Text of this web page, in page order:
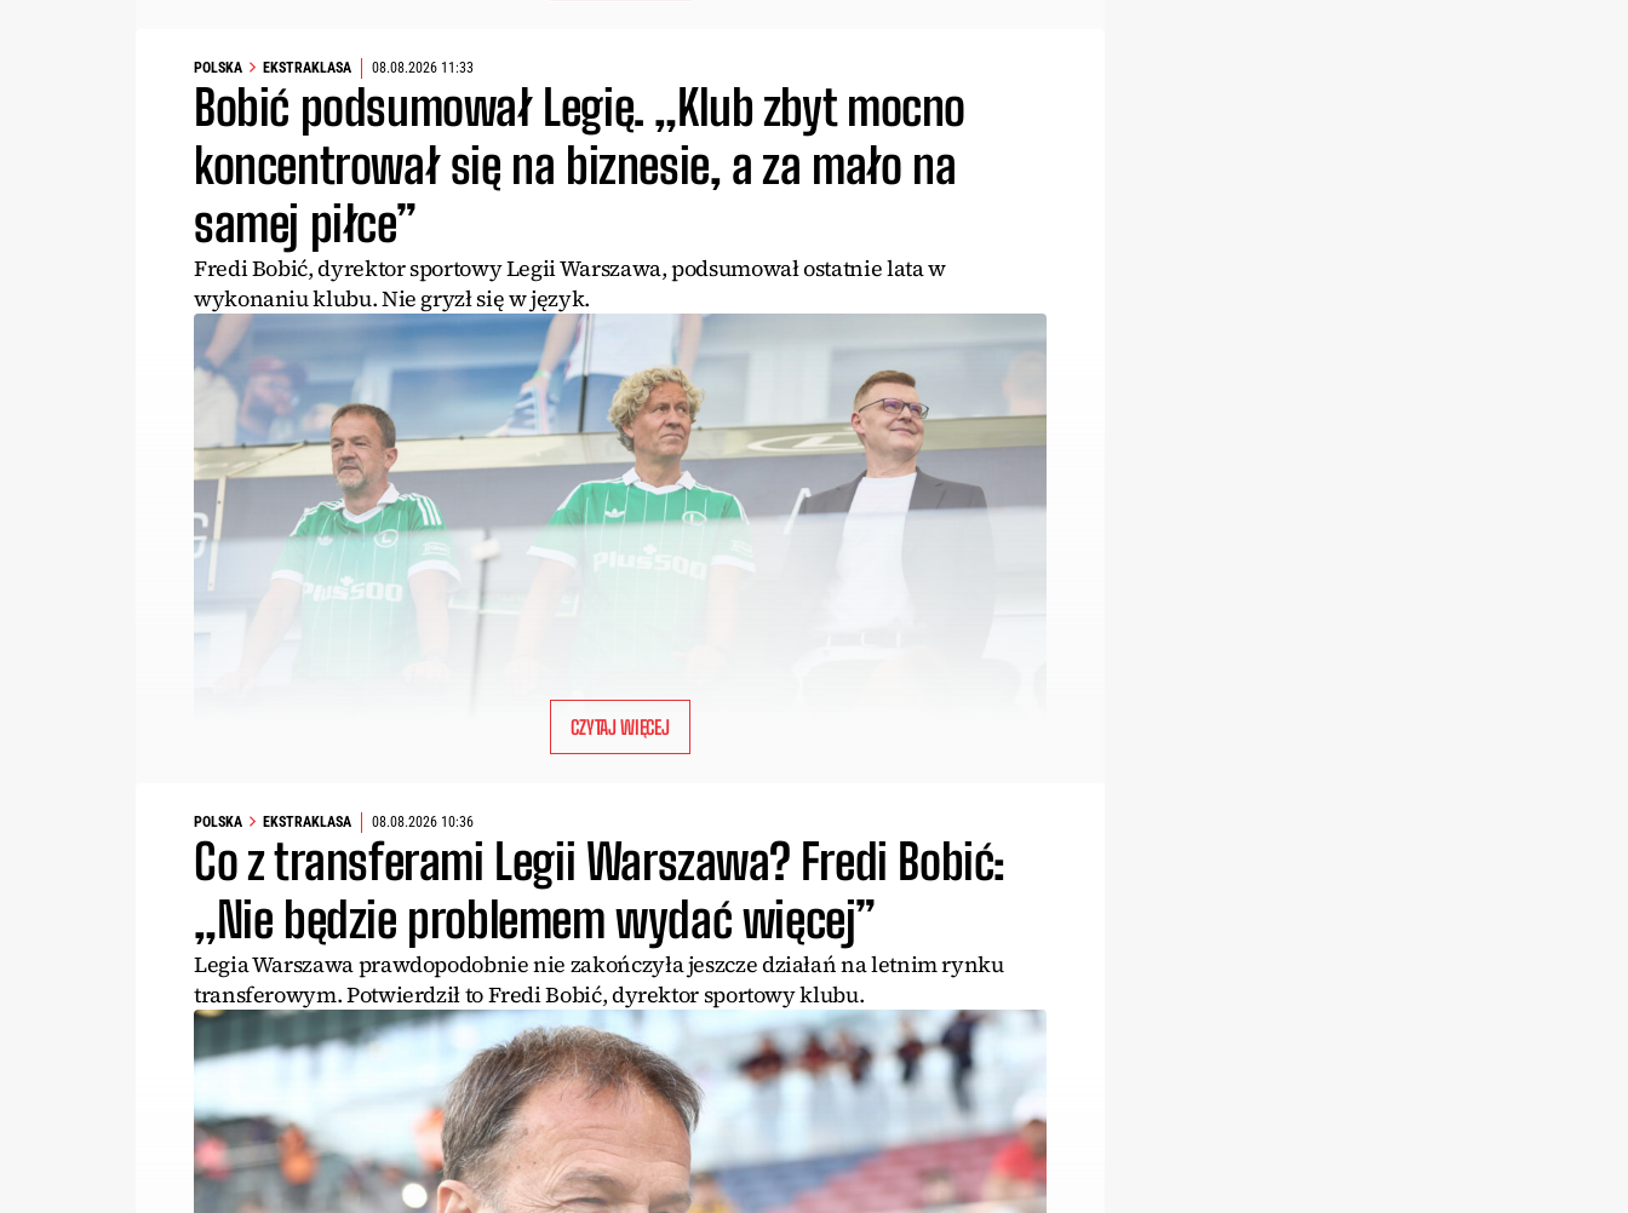
POLSKA EKSTRAKLASA 08.08.2026 11:33
Bobić podsumował Legię. „Klub zbyt mocno
koncentrował się na biznesie, a za mało na
samej piłce”
Fredi Bobić, dyrektor sportowy Legii Warszawa, podsumował ostatnie lata w
wykonaniu klubu. Nie gryzł się w język.
CZYTAJ WIĘCEJ
POLSKA EKSTRAKLASA 08.08.2026 10:36
Co z transferami Legii Warszawa? Fredi Bobić:
„Nie będzie problemem wydać więcej”
Legia Warszawa prawdopodobnie nie zakończyła jeszcze działań na letnim rynku
transferowym. Potwierdził to Fredi Bobić, dyrektor sportowy klubu.